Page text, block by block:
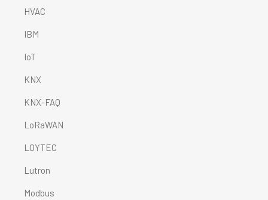
HVAC
IBM
IoT
KNX
KNX-FAQ
LoRaWAN
LOYTEC
Lutron
Modbus